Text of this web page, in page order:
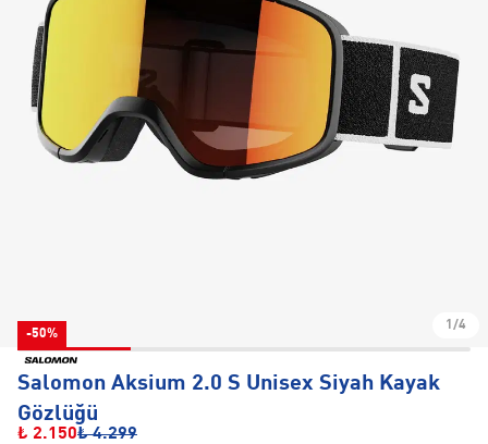
-50%
1/4
Salomon Aksium 2.0 S Unisex Siyah Kayak
Gözlüğü
₺ 2.150₺ 4.299